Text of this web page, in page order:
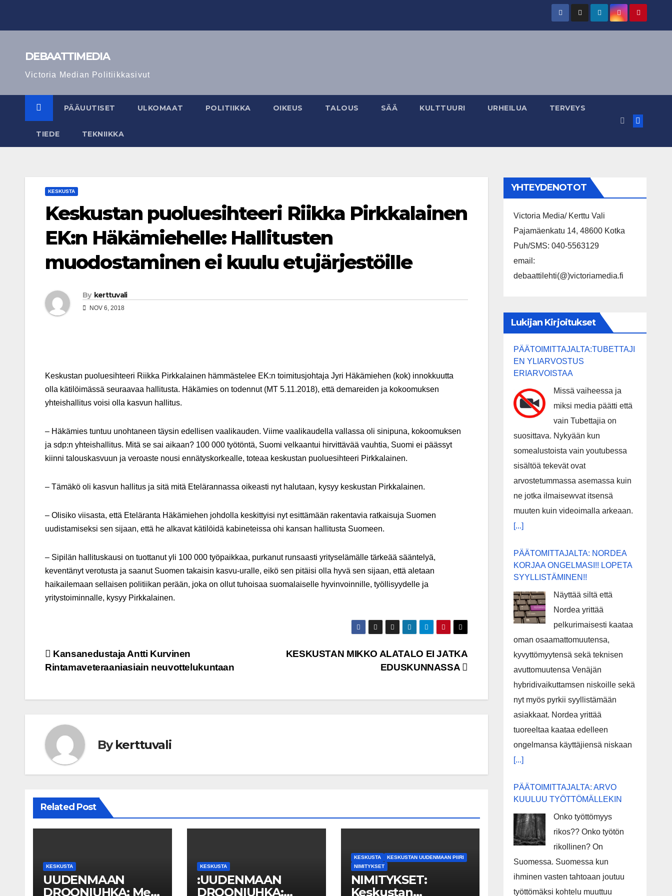
DEBAATTIMEDIA
Victoria Median Politiikkasivut
PÄÄUUTISET ULKOMAAT POLITIIKKA OIKEUS TALOUS SÄÄ KULTTUURI URHEILUA TERVEYS
TIEDE TEKNIIKKA
KESKUSTA
Keskustan puoluesihteeri Riikka Pirkkalainen
EK:n Häkämiehelle: Hallitusten
muodostaminen ei kuulu etujärjestöille
By kerttuvali
NOV 6, 2018
Keskustan puoluesihteeri Riikka Pirkkalainen hämmästelee EK:n toimitusjohtaja Jyri Häkämiehen (kok) innokkuutta
olla kätilöimässä seuraavaa hallitusta. Häkämies on todennut (MT 5.11.2018), että demareiden ja kokoomuksen
yhteishallitus voisi olla kasvun hallitus.
– Häkämies tuntuu unohtaneen täysin edellisen vaalikauden. Viime vaalikaudella vallassa oli sinipuna, kokoomuksen
ja sdp:n yhteishallitus. Mitä se sai aikaan? 100 000 työtöntä, Suomi velkaantui hirvittävää vauhtia, Suomi ei päässyt
kiinni talouskasvuun ja veroaste nousi ennätyskorkealle, toteaa keskustan puoluesihteeri Pirkkalainen.
– Tämäkö oli kasvun hallitus ja sitä mitä Etelärannassa oikeasti nyt halutaan, kysyy keskustan Pirkkalainen.
– Olisiko viisasta, että Eteläranta Häkämiehen johdolla keskittyisi nyt esittämään rakentavia ratkaisuja Suomen
uudistamiseksi sen sijaan, että he alkavat kätilöidä kabineteissa ohi kansan hallitusta Suomeen.
– Sipilän hallituskausi on tuottanut yli 100 000 työpaikkaa, purkanut runsaasti yrityselämälle tärkeää sääntelyä,
keventänyt verotusta ja saanut Suomen takaisin kasvu-uralle, eikö sen pitäisi olla hyvä sen sijaan, että aletaan
haikailemaan sellaisen politiikan perään, joka on ollut tuhoisaa suomalaiselle hyvinvoinnille, työllisyydelle ja
yritystoiminnalle, kysyy Pirkkalainen.
Post
KESKUSTAN MIKKO ALATALO EI JATKA
EDUSKUNNASSA
Kansanedustaja Antti Kurvinen
Rintamaveteraaniasiain neuvottelukuntaan
Bykerttuvali
Related Post
KESKUSTA
UUDENMAAN
DROONIUHKA: Mep
KESKUSTA
:UUDENMAAN
DROONIUHKA:
KESKUSTA
KESKUSTAN UUDENMAAN PIIRI
NIMITYKSET
NIMITYKSET:
Keskustan
YHTEYDENOTOT
Victoria Media/ Kerttu Vali
Pajamäenkatu 14, 48600 Kotka
Puh/SMS: 040-5563129
email:
debaattilehti(@)victoriamedia.fi
Lukijan Kirjoitukset
PÄÄTOIMITTAJALTA:TUBETTAJI
EN YLIARVOSTUS
ERIARVOISTAA
Missä vaiheessa ja
miksi media päätti että
vain Tubettajia on
suosittava. Nykyään kun
somealustoista vain youtubessa
sisältöä tekevät ovat
arvostetummassa asemassa kuin
ne jotka ilmaisewvat itsensä
muuten kuin videoimalla arkeaan.
[...]
PÄÄTOMITTAJALTA: NORDEA
KORJAA ONGELMASI!! LOPETA
SYYLLISTÄMINEN!!
Näyttää siltä että
Nordea yrittää
pelkurimaisesti kaataa
oman osaamattomuutensa,
kyvyttömyytensä sekä teknisen
avuttomuutensa Venäjän
hybridivaikuttamsen niskoille sekä
nyt myös pyrkii syyllistämään
asiakkaat. Nordea yrittää
tuoreeltaa kaataa edelleen
ongelmansa käyttäjiensä niskaan
[...]
PÄÄTOIMITTAJALTA: ARVO
KUULUU TYÖTTÖMÄLLEKIN
Onko työttömyys
rikos?? Onko työtön
rikollinen? On
Suomessa. Suomessa kun
ihminen vasten tahtoaan joutuu
työttömäksi kohtelu muuttuu